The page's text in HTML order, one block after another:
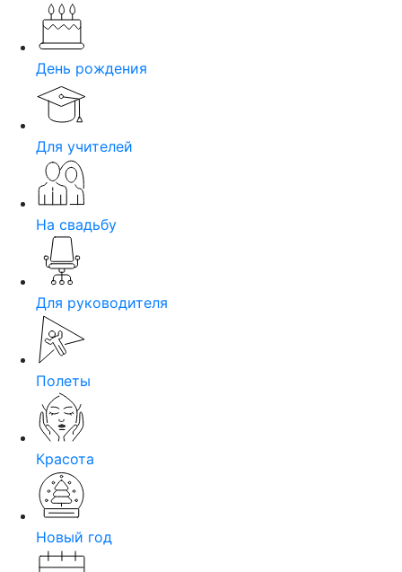
День рождения
Для учителей
На свадьбу
Для руководителя
Полеты
Красота
Новый год